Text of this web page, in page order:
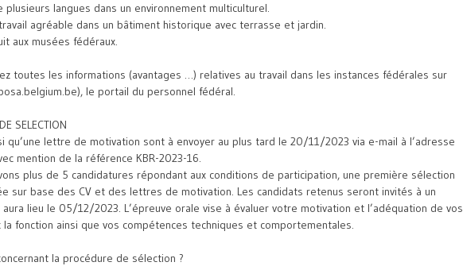
plusieurs langues dans un environnement multiculturel.
agréable dans un bâtiment historique avec terrasse et jardin.
aux musées fédéraux.
toutes les informations (avantages …) relatives au travail dans les instances fédérales sur
le portail du personnel fédéral.
SELECTION
qu’une lettre de motivation sont à envoyer au plus tard le 20/11/2023 via e-mail à l’adresse
mention de la référence KBR-2023-16.
plus de 5 candidatures répondant aux conditions de participation, une première sélection
sur base des CV et des lettres de motivation. Les candidats retenus seront invités à un
lieu le 05/12/2023. L’épreuve orale vise à évaluer votre motivation et l’adéquation de vos
la fonction ainsi que vos compétences techniques et comportementales.
la procédure de sélection ?